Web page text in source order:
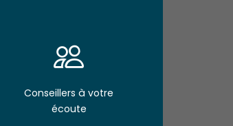
Conseillers à votre
écoute